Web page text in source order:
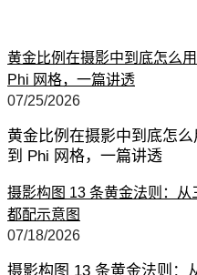
黄金比例在摄影中到底怎么
Phi 网格，一篇讲透
07/25/2026
黄金比例在摄影中到底怎
到 Phi 网格，一篇讲透
摄影构图 13 条黄金法则：
都配示意图
07/18/2026
摄影构图 13 条黄金法则：